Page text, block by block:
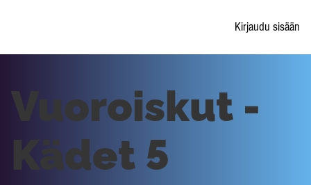
Kirjaudu sisään
Vuoroiskut -
Kädet 5